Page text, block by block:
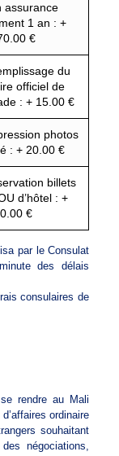
assurance
1 an : +
€
du
officiel de
: + 15.00 €
photos
: + 20.00 €
billets
d’hôtel : +
€
par le Consulat
des délais
consulaires de
rendre au Mali
ordinaire
souhaitant
négociations,